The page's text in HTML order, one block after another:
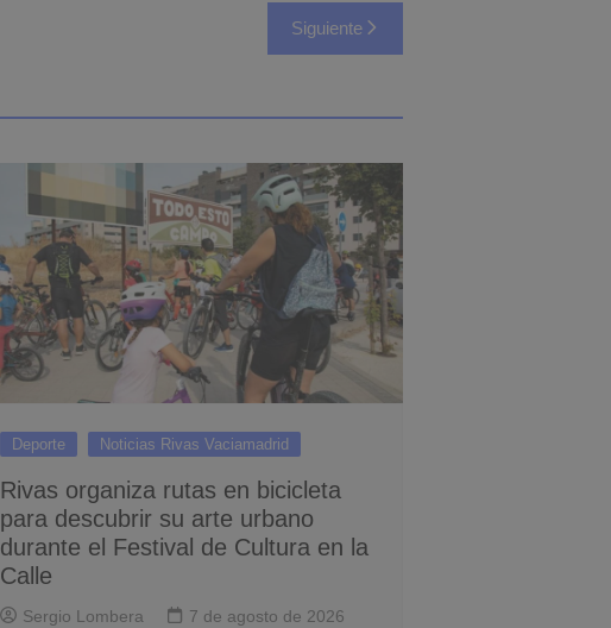
Siguiente
Deporte Noticias Rivas Vaciamadrid
Rivas organiza rutas en bicicleta
para descubrir su arte urbano
durante el Festival de Cultura en la
Calle
Sergio Lombera
7 de agosto de 2026